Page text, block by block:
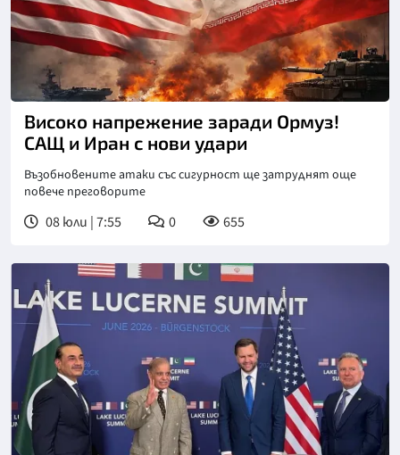
Високо напрежение заради Ормуз!
САЩ и Иран с нови удари
Възобновените атаки със сигурност ще затруднят още
повече преговорите
08 юли | 7:55 0 655